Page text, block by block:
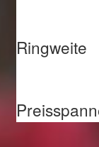
Ringweite